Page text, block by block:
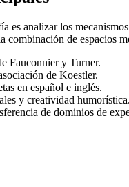
es analizar los
combinación de espacios
Fauconnier y Turner.
de Koestler.
en español e inglés.
y creatividad humorística.
de dominios de